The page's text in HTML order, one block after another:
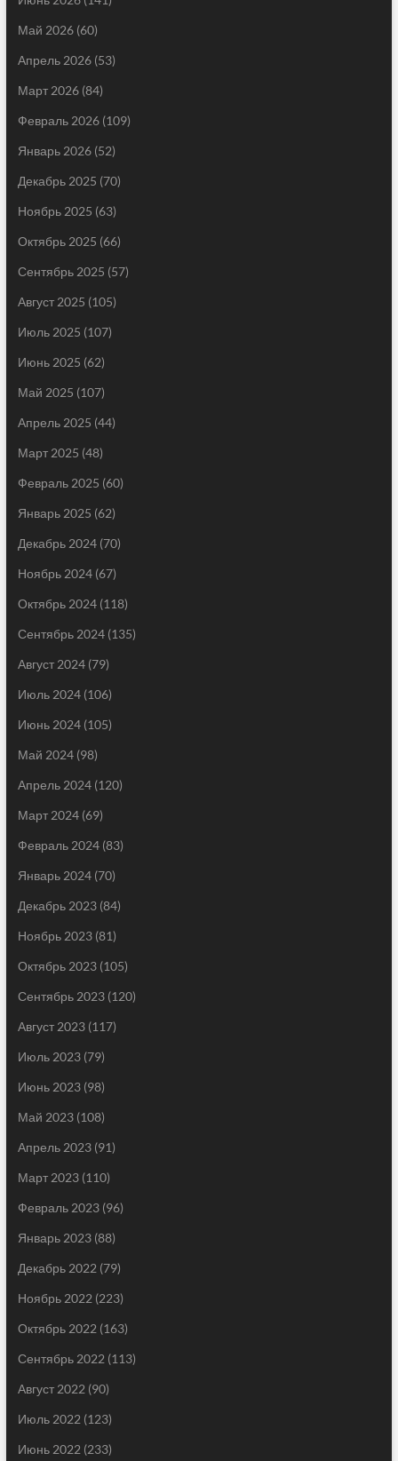
Май 2026(60)
Апрель 2026(53)
Март 2026(84)
Февраль 2026(109)
Январь 2026(52)
Декабрь 2025 (70)
Ноябрь 2025 (63)
Октябрь 2025 (66)
Сентябрь 2025 (57)
Август 2025 (105)
Июль 2025 (107)
Июнь 2025 (62)
Май 2025 (107)
Апрель 2025 (44)
Март 2025 (48)
Февраль 2025 (60)
Январь 2025 (62)
Декабрь 2024(70)
Ноябрь 2024(67)
Октябрь 2024(118)
Сентябрь 2024(135)
Август 2024(79)
Июль 2024(106)
Июнь 2024(105)
Май 2024(98)
Апрель 2024(120)
Март 2024(69)
Февраль 2024(83)
Январь 2024(70)
Декабрь 2023(84)
Ноябрь 2023(81)
Октябрь 2023(105)
Сентябрь 2023(120)
Август 2023(117)
Июль 2023(79)
Июнь 2023(98)
Май 2023(108)
Апрель 2023(91)
Март 2023(110)
Февраль 2023(96)
Январь 2023(88)
Декабрь 2022 (79)
Ноябрь 2022 (223)
Октябрь 2022 (163)
Сентябрь 2022 (113)
Август 2022 (90)
Июль 2022 (123)
Июнь 2022 (233)